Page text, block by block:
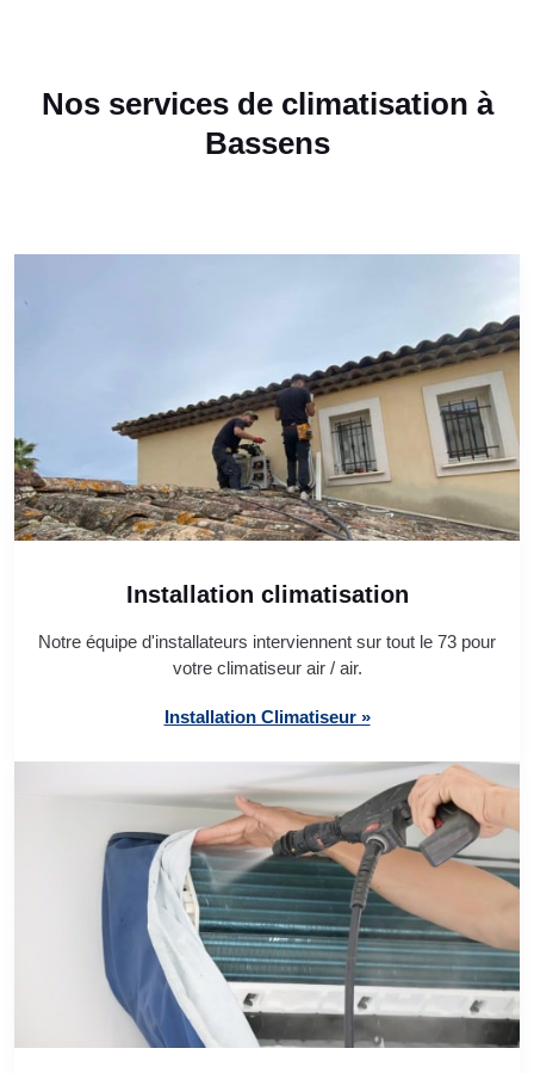
Nos services de climatisation à
Bassens
Installation climatisation
Notre équipe d'installateurs interviennent sur tout le 73 pour
votre climatiseur air / air.
Installation Climatiseur »